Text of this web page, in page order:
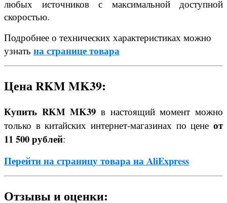
любых источников с максимальной доступной
скоростью.
Подробнее о технических характеристиках можно
узнать на странице товара
Цена RKM MK39:
Купить RKM MK39 в настоящий момент можно
только в китайских интернет-магазинах по цене от
11 500 рублей:
Перейти на страницу товара на AliExpress
Отзывы и оценки: